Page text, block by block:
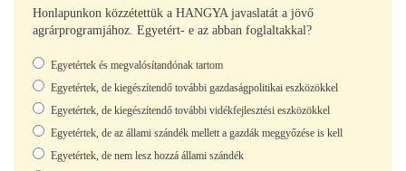
Honlapunkon közzétettük a HANGYA javaslatát a jövő
agrárprogramjához. Egyetért- e az abban foglaltakkal?
Választások
Egyetértek és megvalósítandónak tartom
Egyetértek, de kiegészítendő további gazdaságpolitikai eszközökkel
Egyetértek, de kiegészítendő további vidékfejlesztési eszközökkel
Egyetértek, de az állami szándék mellett a gazdák meggyőzése is kell
Egyetértek, de nem lesz hozzá állami szándék